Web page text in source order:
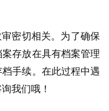
密切相关。为了确保
存放在具有档案管理
手续。在此过程中遇
我们哦！